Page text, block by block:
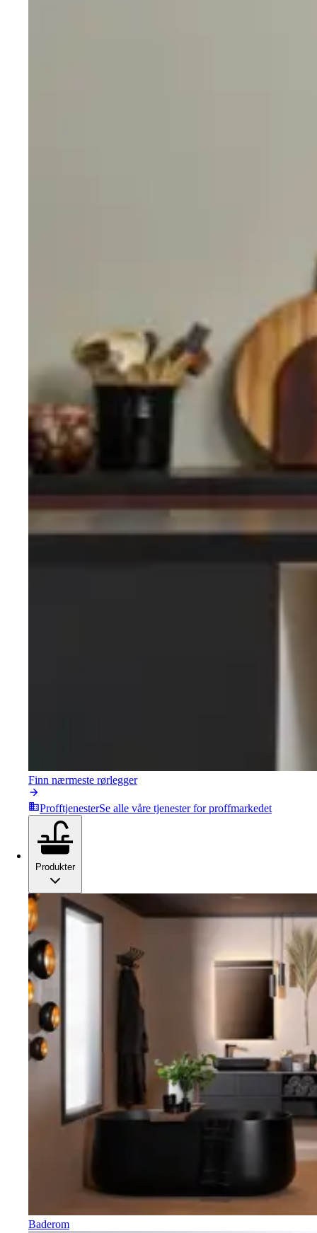
Finn nærmeste rørlegger
ProfftjenesterSe alle våre tjenester for proffmarkedet
Produkter
Baderom